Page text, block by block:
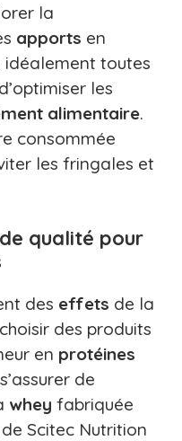
la
apports en
idéalement toutes
les
alimentaire.
consommée
les fringales et
qualité pour
des effets de la
des produits
en protéines
de
whey fabriquée
Scitec Nutrition